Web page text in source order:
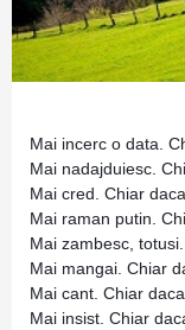
Mai incerc o data.
Mai nadajduiesc.
Mai cred. Chiar
Mai raman putin.
Mai zambesc,
Mai mangai. Chiar
Mai cant. Chiar
Mai insist. Chiar